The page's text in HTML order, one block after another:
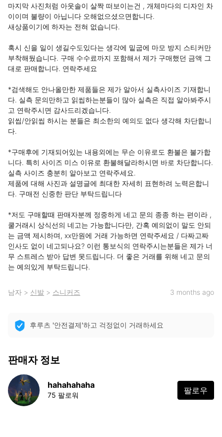
마지막 사진처럼 아웃솔이 살짝 떠보이는건 , 개체마다의 디자인 차
이이며 불량이 아닙니다 오해없으셨으면합니다.
새상품이기에 하자는 전혀 없습니다.
혹시 신을 일이 생길수도있다는 생각에 밑굽에 마모 방지 스티커만
부착해뒀습니다. 구매 수수료까지 포함해서 제가 구매했던 금액 그
대로 판매합니다. 연락주세요
*검색해도 안나올만한 제품들은 제가 알아서 실측사이즈 기재합니
다. 실측 문의만하고 읽씹하는분들이 많아 실측은 직접 알아봐주시
고 연락주시면 감사드리겠습니다.
읽씹/안읽씹 하시는 분들은 최소한의 예의도 없다 생각해 차단합니
다.
*구매후에 기재되어있는 내용외에는 무슨 이유로도 환불은 불가합
니다. 특히 사이즈 미스 이유로 환불해달라하시면 바로 차단합니다.
실측 사이즈 충분히 알아보고 연락주세요.
제품에 대해 사진과 설명글에 최대한 자세히 표현하려 노력은합니
다. 구매전 신중한 판단 부탁드립니다
*저도 구매할때 판매자분께 정중하게 네고 문의 종종 하는 편이라 ,
쿨거래시 상식선의 네고는 가능합니다만, 간혹 예의없이 말도 안되
는 금액 제시하며, xx만원에 거래 가능하면 연락주세요 / 다짜고짜
인사도 없이 네고되나요? 이런 통보식의 연락주시는분들은 제가 너
무 스트레스 받아 답변 못드립니다. 더 좋은 거래를 위해 네고 문의
는 예의있게 부탁드립니다.
남자 > 신발 > 스니커즈 3 months ago
후루츠 '안전결제'하고 걱정없이 거래하세요
판매자 정보
hahahahaha
75 팔로워 팔로우